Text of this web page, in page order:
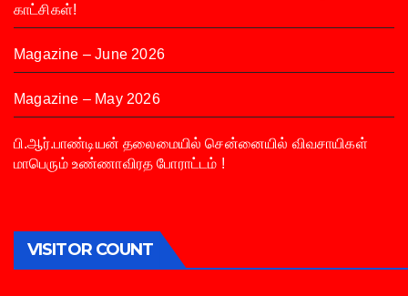
காட்சிகள்!
Magazine – June 2026
Magazine – May 2026
பி.ஆர்.பாண்டியன் தலைமையில் சென்னையில் விவசாயிகள்
மாபெரும் உண்ணாவிரத போராட்டம் !
VISITOR COUNT